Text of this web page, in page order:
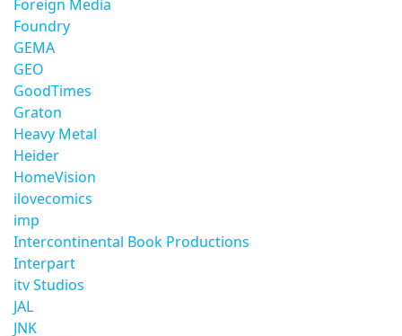
Foreign Media
Foundry
GEMA
GEO
GoodTimes
Graton
Heavy Metal
Heider
HomeVision
ilovecomics
imp
Intercontinental Book Productions
Interpart
itv Studios
JAL
JNK